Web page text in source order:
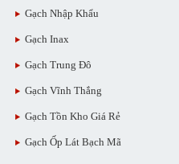
Gạch Nhập Khẩu
Gạch Inax
Gạch Trung Đô
Gạch Vĩnh Thắng
Gạch Tồn Kho Giá Rẻ
Gạch Ốp Lát Bạch Mã